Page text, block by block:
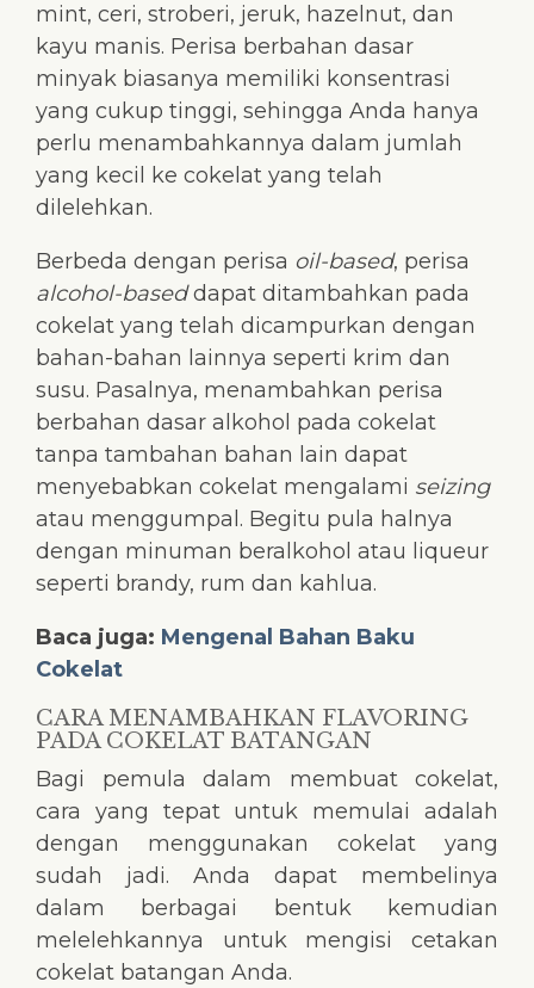
mint, ceri, stroberi, jeruk, hazelnut, dan
kayu manis. Perisa berbahan dasar
minyak biasanya memiliki konsentrasi
yang cukup tinggi, sehingga Anda hanya
perlu menambahkannya dalam jumlah
yang kecil ke cokelat yang telah
dilelehkan.
Berbeda dengan perisa oil-based, perisa
alcohol-baseddapat ditambahkan pada
cokelat yang telah dicampurkan dengan
bahan-bahan lainnya seperti krim dan
susu. Pasalnya, menambahkan perisa
berbahan dasar alkohol pada cokelat
tanpa tambahan bahan lain dapat
menyebabkan cokelat mengalami seizing
atau menggumpal. Begitu pula halnya
dengan minuman beralkohol atau liqueur
seperti brandy, rum dan kahlua.
Baca juga: Mengenal Bahan Baku
Cokelat
CARA MENAMBAHKAN FLAVORING
PADA COKELAT BATANGAN
Bagi pemula dalam membuat cokelat,
cara yang tepat untuk memulai adalah
dengan menggunakan cokelat yang
sudah jadi. Anda dapat membelinya
dalam berbagai bentuk kemudian
melelehkannya untuk mengisi cetakan
cokelat batangan Anda.